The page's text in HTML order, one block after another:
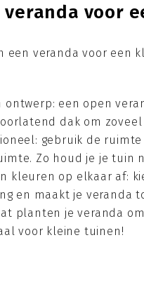
veranda voor
een veranda voor een
ontwerp: een open
dak om
gebruik de
Zo houd je je tuin
kleuren op elkaar af:
en maakt je veranda
planten je veranda
voor kleine tuinen!